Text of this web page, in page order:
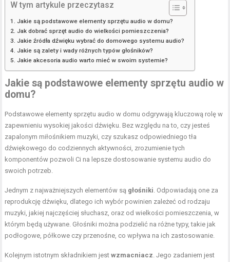
W tym artykule przeczytasz
Jakie są podstawowe elementy sprzętu audio w domu?
Jak dobrać sprzęt audio do wielkości pomieszczenia?
Jakie źródła dźwięku wybrać do domowego systemu audio?
Jakie są zalety i wady różnych typów głośników?
Jakie akcesoria audio warto mieć w swoim systemie?
Jakie są podstawowe elementy sprzętu audio w
domu?
Podstawowe elementy sprzętu audio w domu odgrywają kluczową rolę w
zapewnieniu wysokiej jakości dźwięku. Bez względu na to, czy jesteś
zapalonym miłośnikiem muzyki, czy szukasz odpowiedniego tła
dźwiękowego do codziennych aktywności, zrozumienie tych
komponentów pozwoli Ci na lepsze dostosowanie systemu audio do
swoich potrzeb.
Jednym z najważniejszych elementów są głośniki. Odpowiadają one za
reprodukcję dźwięku, dlatego ich wybór powinien zależeć od rodzaju
muzyki, jakiej najczęściej słuchasz, oraz od wielkości pomieszczenia, w
którym będą używane. Głośniki można podzielić na różne typy, takie jak
podłogowe, półkowe czy przenośne, co wpływa na ich zastosowanie.
Kolejnym istotnym składnikiem jestwzmacniacz. Jego zadaniem jest